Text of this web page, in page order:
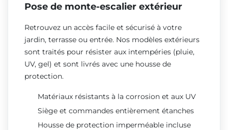
Pose de monte-escalier extérieur
Retrouvez un accès facile et sécurisé à votre
jardin, terrasse ou entrée. Nos modèles extérieurs
sont traités pour résister aux intempéries (pluie,
UV, gel) et sont livrés avec une housse de
protection.
Matériaux résistants à la corrosion et aux UV
Siège et commandes entièrement étanches
Housse de protection imperméable incluse